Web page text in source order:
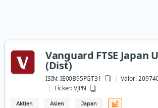
Vanguard FTSE Japan
(Dist)
ISIN:IE00B95PGT31
Valor:
Ticker:VJPN
Aktien Asien Japan